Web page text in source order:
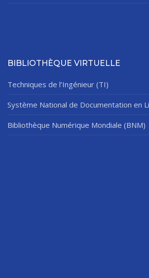
BIBLIOTHÈQUE VIRTUELLE
Techniques de l’Ingénieur (TI)
Système National de Documentation en
Bibliothèque Numérique Mondiale (BNM)